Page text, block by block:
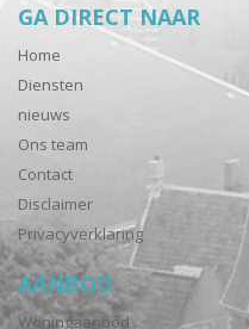
GA DIRECT NAAR
Home
Diensten
nieuws
Ons team
Contact
Disclaimer
Privacyverklaring
AANBOD
Woningaanbod